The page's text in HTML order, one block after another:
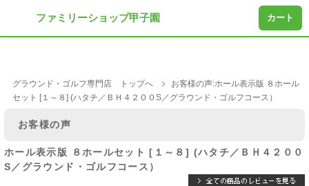
グラウンド・ゴルフ専門店 トップへ
お客様の声:ホール表示版 ８ホール
セット [１～８] (ハタチ／ＢＨ４２００S／グラウンド・ゴルフコース）
お客様の声
ホール表示版 ８ホールセット [１～８] (ハタチ／ＢＨ４２００
S／グラウンド・ゴルフコース）
ファミリーショップ甲子園 カート